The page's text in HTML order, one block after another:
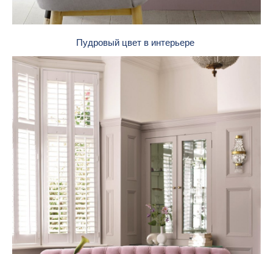
Пудровый цвет в интерьере